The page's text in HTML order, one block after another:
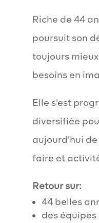
Riche de 44
poursuit son
toujours
besoins en
Elle s’est
diversifiée
aujourd’hui
faire et
Retour sur:
44 belles
des